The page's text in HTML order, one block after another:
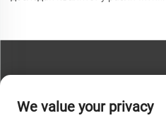
Телефон:
We value your privacy